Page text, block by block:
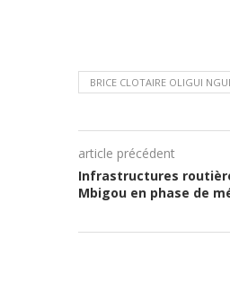
BRICE CLOTAIRE OLIGUI
article précédent
Infrastructures
Mbigou en phase de